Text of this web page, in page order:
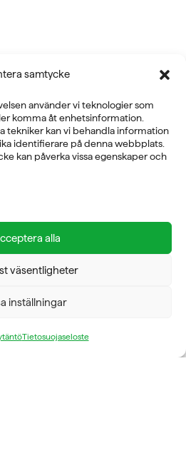
samtycke
använder vi teknologier som
komma åt enhetsinformation.
tekniker kan vi behandla information
identifierare på denna webbplats.
kan påverka vissa egenskaper och
alla
väsentligheter
inställningar
Tietosuojaseloste
Huddinge